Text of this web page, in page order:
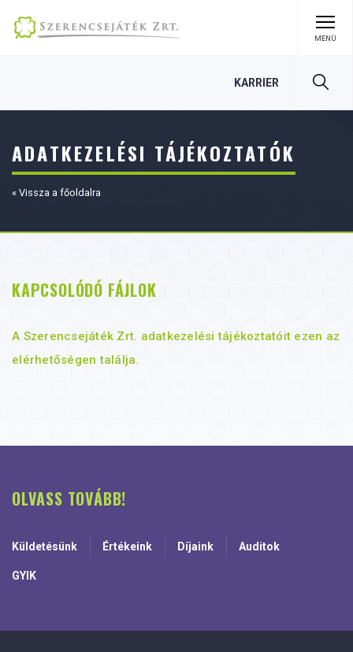
KARRIER
MENÜ
ADATKEZELÉSI TÁJÉKOZTATÓK
« Vissza a főoldalra
KAPCSOLÓDÓ FÁJLOK
A Szerencsejáték Zrt. adatkezelési tájékoztatóit ezen az
elérhetőségen találja.
OLVASS TOVÁBB!
Küldetésünk Értékeink Díjaink Auditok
GYIK